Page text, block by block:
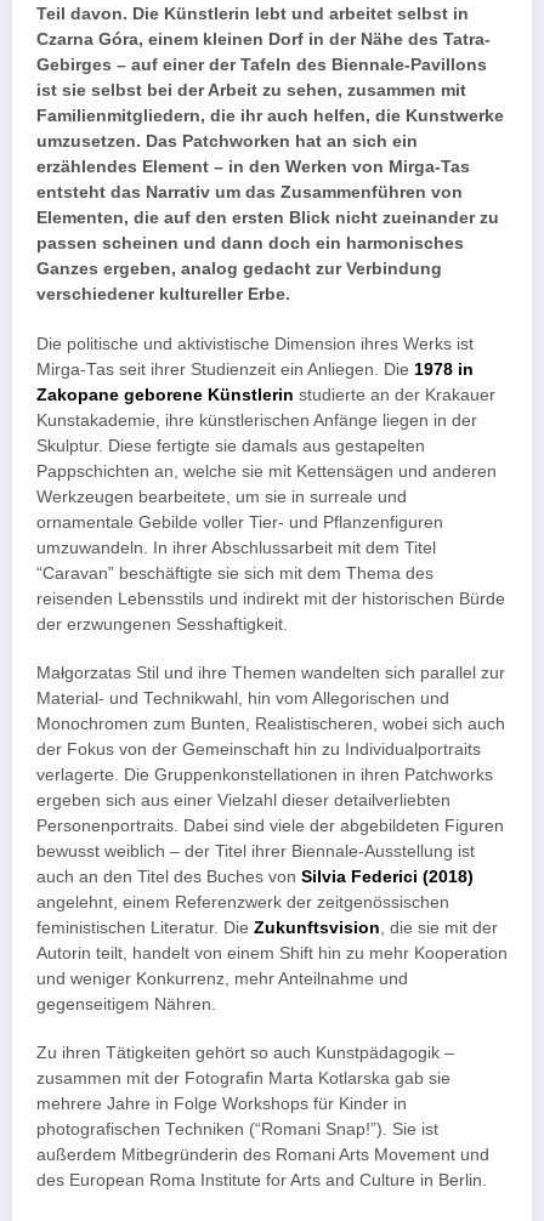
Teil davon. Die Künstlerin lebt und arbeitet selbst in
Czarna Góra, einem kleinen Dorf in der Nähe des Tatra-
Gebirges – auf einer der Tafeln des Biennale-Pavillons
ist sie selbst bei der Arbeit zu sehen, zusammen mit
Familienmitgliedern, die ihr auch helfen, die Kunstwerke
umzusetzen. Das Patchworken hat an sich ein
erzählendes Element – in den Werken von Mirga-Tas
entsteht das Narrativ um das Zusammenführen von
Elementen, die auf den ersten Blick nicht zueinander zu
passen scheinen und dann doch ein harmonisches
Ganzes ergeben, analog gedacht zur Verbindung
verschiedener kultureller Erbe.
Die politische und aktivistische Dimension ihres Werks ist
Mirga-Tas seit ihrer Studienzeit ein Anliegen. Die 1978 in
Zakopane geborene Künstlerin studierte an der Krakauer
Kunstakademie, ihre künstlerischen Anfänge liegen in der
Skulptur. Diese fertigte sie damals aus gestapelten
Pappschichten an, welche sie mit Kettensägen und anderen
Werkzeugen bearbeitete, um sie in surreale und
ornamentale Gebilde voller Tier- und Pflanzenfiguren
umzuwandeln. In ihrer Abschlussarbeit mit dem Titel
“Caravan” beschäftigte sie sich mit dem Thema des
reisenden Lebensstils und indirekt mit der historischen Bürde
der erzwungenen Sesshaftigkeit.
Małgorzatas Stil und ihre Themen wandelten sich parallel zur
Material- und Technikwahl, hin vom Allegorischen und
Monochromen zum Bunten, Realistischeren, wobei sich auch
der Fokus von der Gemeinschaft hin zu Individualportraits
verlagerte. Die Gruppenkonstellationen in ihren Patchworks
ergeben sich aus einer Vielzahl dieser detailverliebten
Personenportraits. Dabei sind viele der abgebildeten Figuren
bewusst weiblich – der Titel ihrer Biennale-Ausstellung ist
auch an den Titel des Buches von Silvia Federici (2018)
angelehnt, einem Referenzwerk der zeitgenössischen
feministischen Literatur. Die Zukunftsvision , die sie mit der
Autorin teilt, handelt von einem Shift hin zu mehr Kooperation
und weniger Konkurrenz, mehr Anteilnahme und
gegenseitigem Nähren.
Zu ihren Tätigkeiten gehört so auch Kunstpädagogik –
zusammen mit der Fotografin Marta Kotlarska gab sie
mehrere Jahre in Folge Workshops für Kinder in
photografischen Techniken (“Romani Snap!”). Sie ist
außerdem Mitbegründerin des Romani Arts Movement und
des European Roma Institute for Arts and Culture in Berlin.